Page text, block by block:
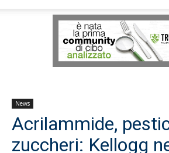
Salvagente
News
Acrilammide,
zuccheri: Kellogg